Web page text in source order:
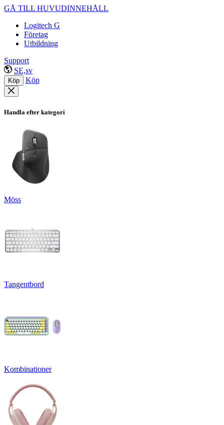
GÅ TILL HUVUDINNEHÅLL
Logitech G
Företag
Utbildning
Support
SE,sv
Köp Köp
Handla efter kategori
Möss
Tangentbord
Kombinationer